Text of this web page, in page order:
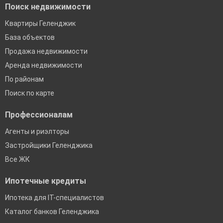
Поиск недвижимости
Квартиры Геленджик
База объектов
Продажа недвижимости
Аренда недвижимости
По районам
Поиск по карте
Профессионалам
Агенты и риэлторы
Застройщики Геленджика
Все ЖК
Ипотечные кредиты
Ипотека для IT-специалистов
Каталог банков Геленджика